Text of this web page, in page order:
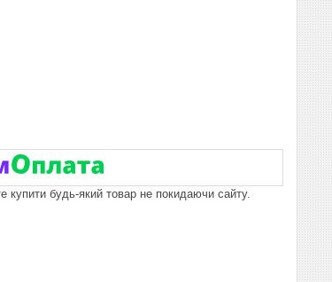
купити будь-який товар не покидаючи сайту.